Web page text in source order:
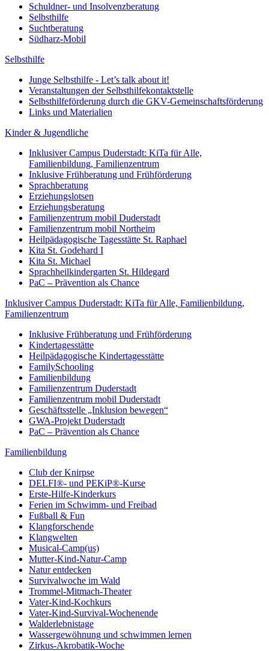
Schuldner- und Insolvenzberatung
Selbsthilfe
Suchtberatung
Südharz-Mobil
Selbsthilfe
Junge Selbsthilfe - Let’s talk about it!
Veranstaltungen der Selbsthilfekontaktstelle
Selbsthilfeförderung durch die GKV-Gemeinschaftsförderung
Links und Materialien
Kinder & Jugendliche
Inklusiver Campus Duderstadt: KiTa für Alle,
Familienbildung, Familienzentrum
Inklusive Frühberatung und Frühförderung
Sprachberatung
Erziehungslotsen
Erziehungsberatung
Familienzentrum mobil Duderstadt
Familienzentrum mobil Northeim
Heilpädagogische Tagesstätte St. Raphael
Kita St. Godehard I
Kita St. Michael
Sprachheilkindergarten St. Hildegard
PaC – Prävention als Chance
Inklusiver Campus Duderstadt: KiTa für Alle, Familienbildung,
Familienzentrum
Inklusive Frühberatung und Frühförderung
Kindertagesstätte
Heilpädagogische Kindertagesstätte
FamilySchooling
Familienbildung
Familienzentrum Duderstadt
Familienzentrum mobil Duderstadt
Geschäftsstelle „Inklusion bewegen“
GWA-Projekt Duderstadt
PaC – Prävention als Chance
Familienbildung
Club der Knirpse
DELFI®- und PEKiP®-Kurse
Erste-Hilfe-Kinderkurs
Ferien im Schwimm- und Freibad
Fußball & Fun
Klangforschende
Klangwelten
Musical-Camp(us)
Mutter-Kind-Natur-Camp
Natur entdecken
Survivalwoche im Wald
Trommel-Mitmach-Theater
Vater-Kind-Kochkurs
Vater-Kind-Survival-Wochenende
Walderlebnistage
Wassergewöhnung und schwimmen lernen
Zirkus-Akrobatik-Woche